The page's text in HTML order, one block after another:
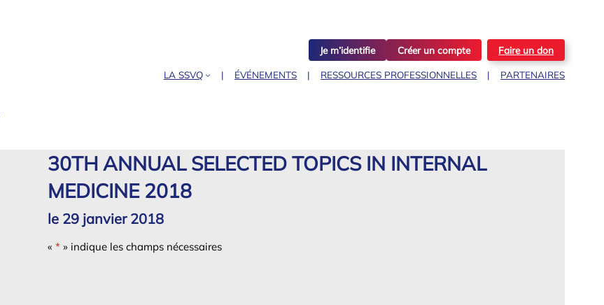
Je m’identifie Créer un compte Faire un don
LA SSVQ ÉVÉNEMENTS RESSOURCES PROFESSIONNELLES PARTENAIRES
30TH ANNUAL SELECTED TOPICS IN INTERNAL
MEDICINE 2018
le 29 janvier 2018
« *» indique les champs nécessaires